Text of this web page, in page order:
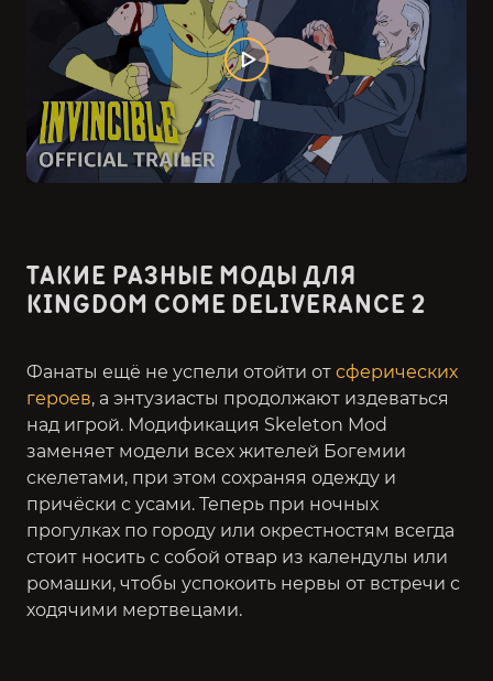
ТАКИЕ РАЗНЫЕ МОДЫ ДЛЯ
KINGDOM COME DELIVERANCE 2
Фанаты ещё не успели отойти от сферических
героев, а энтузиасты продолжают издеваться
над игрой. Модификация Skeleton Mod
заменяет модели всех жителей Богемии
скелетами, при этом сохраняя одежду и
причёски с усами. Теперь при ночных
прогулках по городу или окрестностям всегда
стоит носить с собой отвар из календулы или
ромашки, чтобы успокоить нервы от встречи с
ходячими мертвецами.